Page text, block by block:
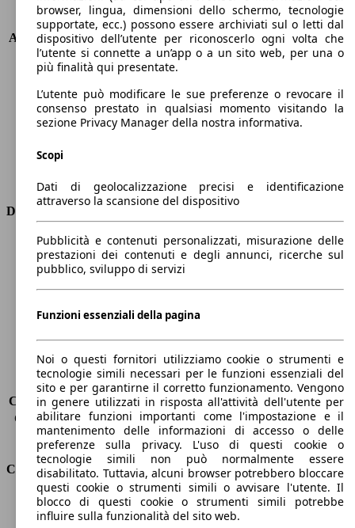
KW (PS)
120 kW (163 PS)
Accelerazione (0-100 km/h)
9.9s
Velocità massima (km/h)
188 km/h
Numero di marce
6
Coppia
350 nm
Cilindrata
2231 ccm
Carburante
Diesel
Trasmissione
Dimensioni
Lunghezza
4580 mm
Altezza
1700 mm
Larghezza
Peso massimo
2505 kg
Sedili
5
Carico sul tetto
-
Capacità di traino (senza freni) -
Capacità di traino (con freni)
2000 kg
Volume del bagagliaio
402 - 1391 l
Consumi
Emissioni di CO2*
175 g/km (komb.)
Consumo (urbano)
8.6 l/100km
browser, lingua, dimensioni dello schermo, tecnologie
supportate, ecc.) possono essere archiviati sul o letti dal
dispositivo dell’utente per riconoscerlo ogni volta che
l’utente si connette a un’app o a un sito web, per una o
più finalità qui presentate.
L’utente può modificare le sue preferenze o revocare il
consenso prestato in qualsiasi momento visitando la
sezione Privacy Manager della nostra informativa.
Scopi
Dati di geolocalizzazione precisi e identificazione
attraverso la scansione del dispositivo
Pubblicità e contenuti personalizzati, misurazione delle
prestazioni dei contenuti e degli annunci, ricerche sul
pubblico, sviluppo di servizi
Funzioni essenziali della pagina
Noi o questi fornitori utilizziamo cookie o strumenti e
tecnologie simili necessari per le funzioni essenziali del
sito e per garantirne il corretto funzionamento. Vengono
in genere utilizzati in risposta all'attività dell'utente per
abilitare funzioni importanti come l'impostazione e il
mantenimento delle informazioni di accesso o delle
preferenze sulla privacy. L'uso di questi cookie o
tecnologie simili non può normalmente essere
disabilitato. Tuttavia, alcuni browser potrebbero bloccare
questi cookie o strumenti simili o avvisare l'utente. Il
blocco di questi cookie o strumenti simili potrebbe
influire sulla funzionalità del sito web.